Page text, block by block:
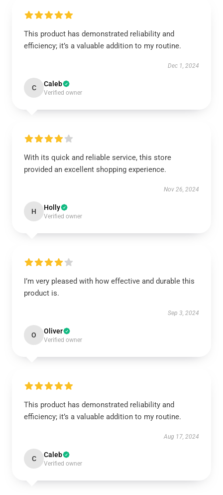
This product has demonstrated reliability and
efficiency; it’s a valuable addition to my routine.
Dec 1, 2024
C Caleb
Verified owner
With its quick and reliable service, this store
provided an excellent shopping experience.
Nov 26, 2024
H Holly
Verified owner
I’m very pleased with how effective and durable this
product is.
Sep 3, 2024
O Oliver
Verified owner
This product has demonstrated reliability and
efficiency; it’s a valuable addition to my routine.
Aug 17, 2024
C Caleb
Verified owner